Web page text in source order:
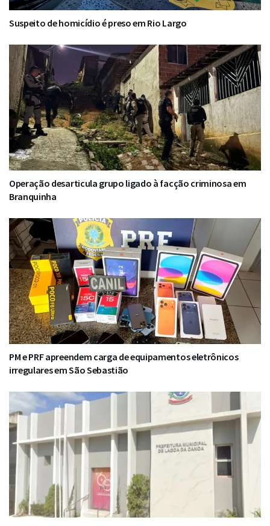
Suspeito de homicídio é preso em Rio Largo
Operação desarticula grupo ligado à facção criminosa em
Branquinha
PM e PRF apreendem carga de equipamentos eletrônicos
irregulares em São Sebastião